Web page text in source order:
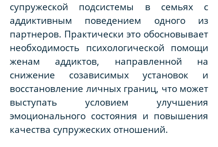
супружеской подсистемы в семьях с
аддиктивным поведением одного из
партнеров. Практически это обосновывает
необходимость психологической помощи
женам аддиктов, направленной на
снижение созависимых установок и
восстановление личных границ, что может
выступать условием улучшения
эмоционального состояния и повышения
качества супружеских отношений.